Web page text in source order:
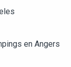
en Angers